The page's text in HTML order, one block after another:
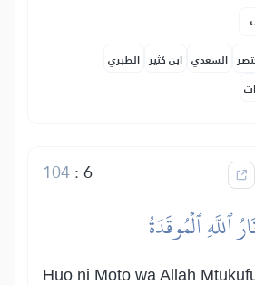
السعدي ابن كثير الطبري
6
:
104
ٱللَّهِ ٱلۡمُوقَدَةُ
Huo ni Moto wa Allah